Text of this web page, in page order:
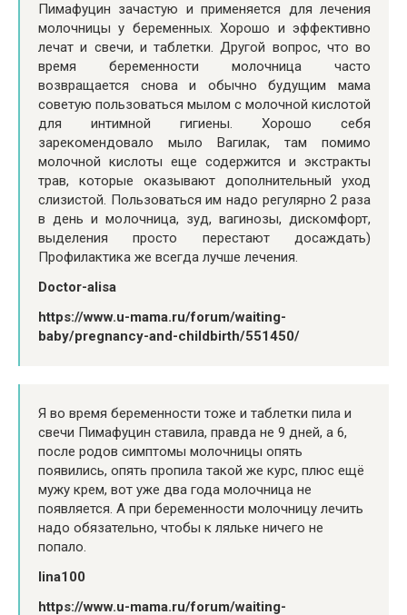
Пимафуцин зачастую и применяется для лечения
молочницы у беременных. Хорошо и эффективно
лечат и свечи, и таблетки. Другой вопрос, что во
время беременности молочница часто
возвращается снова и обычно будущим мама
советую пользоваться мылом с молочной кислотой
для интимной гигиены. Хорошо себя
зарекомендовало мыло Вагилак, там помимо
молочной кислоты еще содержится и экстракты
трав, которые оказывают дополнительный уход
слизистой. Пользоваться им надо регулярно 2 раза
в день и молочница, зуд, вагинозы, дискомфорт,
выделения просто перестают досаждать)
Профилактика же всегда лучше лечения.
Doctor-alisa
https://www.u-mama.ru/forum/waiting-
baby/pregnancy-and-childbirth/551450/
Я во время беременности тоже и таблетки пила и
свечи Пимафуцин ставила, правда не 9 дней, а 6,
после родов симптомы молочницы опять
появились, опять пропила такой же курс, плюс ещё
мужу крем, вот уже два года молочница не
появляется. А при беременности молочницу лечить
надо обязательно, чтобы к ляльке ничего не
попало.
lina100
https://www.u-mama.ru/forum/waiting-